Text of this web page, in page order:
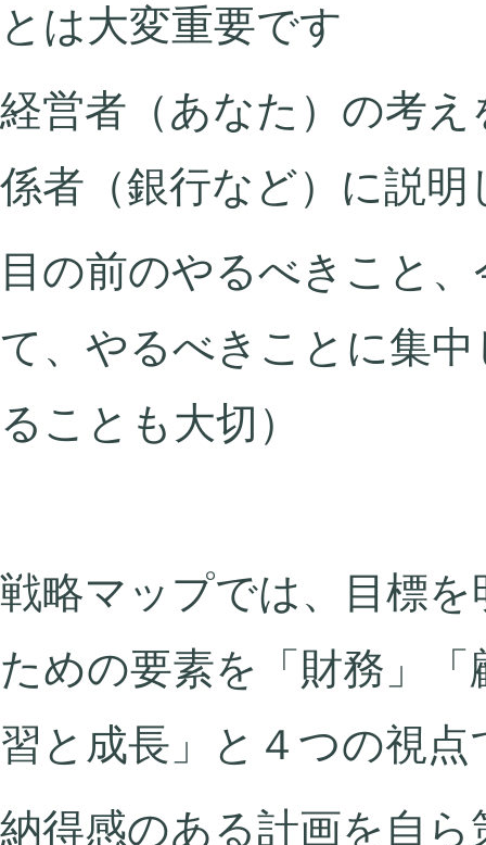
とは大変重要です
経営者（あなた）の考
係者（銀行など）に説
目の前のやるべきこと
て、やるべきことに集
ることも大切）
戦略マップでは、目標
ための要素を「財務」
習と成長」と４つの視
納得感のある計画を自